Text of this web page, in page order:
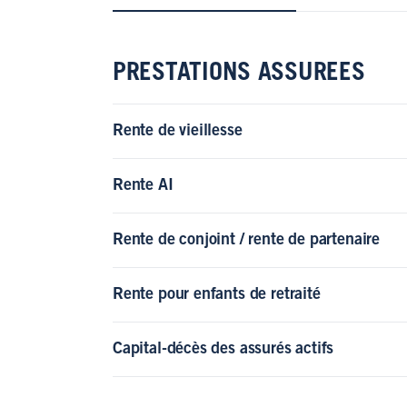
PRESTATIONS ASSUREES
Rente de vieillesse
Rente AI
Rente de conjoint / rente de partenaire
Rente pour enfants de retraité
Capital-décès des assurés actifs